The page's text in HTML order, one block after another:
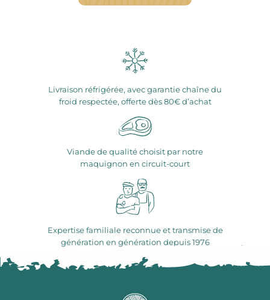
Livraison réfrigérée, avec garantie chaîne du
froid respectée, offerte dès 80€ d’achat
Viande de qualité choisit par notre
maquignon en circuit-court
Expertise familiale reconnue et transmise de
génération en génération depuis 1976